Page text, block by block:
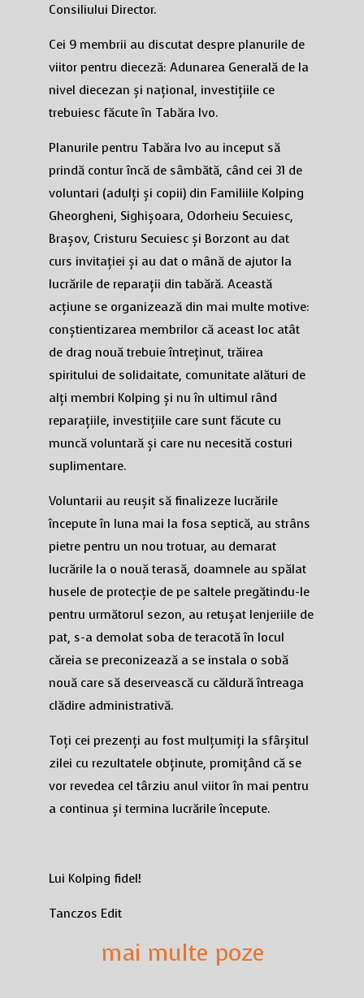
Consiliului Director.
Cei 9 membrii au discutat despre planurile de
viitor pentru dieceză: Adunarea Generală de la
nivel diecezan și național, investițiile ce
trebuiesc făcute în Tabăra Ivo.
Planurile pentru Tabăra Ivo au inceput să
prindă contur încă de sâmbătă, când cei 31 de
voluntari (adulți și copii) din Familiile Kolping
Gheorgheni, Sighișoara, Odorheiu Secuiesc,
Brașov, Cristuru Secuiesc și Borzont au dat
curs invitației și au dat o mână de ajutor la
lucrările de reparații din tabără. Această
acțiune se organizează din mai multe motive:
conștientizarea membrilor că aceast loc atât
de drag nouă trebuie întreținut, trăirea
spiritului de solidaitate, comunitate alături de
alți membri Kolping și nu în ultimul rând
reparațiile, investițiile care sunt făcute cu
muncă voluntară și care nu necesită costuri
suplimentare.
Voluntarii au reușit să finalizeze lucrările
începute în luna mai la fosa septică, au strâns
pietre pentru un nou trotuar, au demarat
lucrările la o nouă terasă, doamnele au spălat
husele de protecție de pe saltele pregătindu-le
pentru următorul sezon, au retușat lenjeriile de
pat, s-a demolat soba de teracotă în locul
căreia se preconizează a se instala o sobă
nouă care să deservească cu căldură întreaga
clădire administrativă.
Toți cei prezenți au fost mulțumiți la sfârșitul
zilei cu rezultatele obținute, promițând că se
vor revedea cel târziu anul viitor în mai pentru
a continua și termina lucrările începute.
Lui Kolping fidel!
Tanczos Edit
mai multe poze